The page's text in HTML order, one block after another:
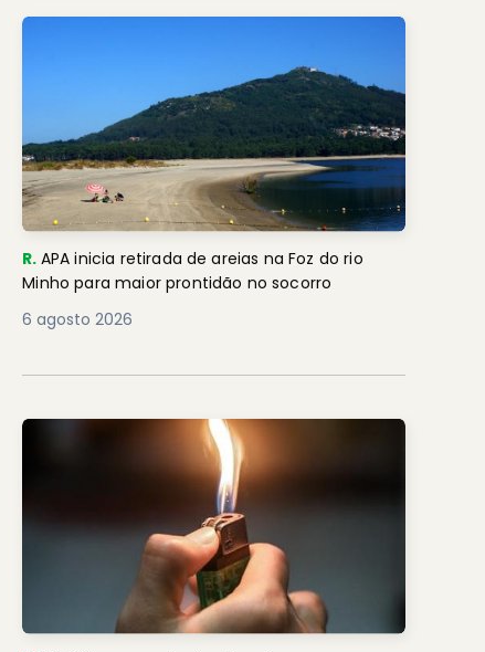
R. APA inicia retirada de areias na Foz do rio
Minho para maior prontidão no socorro
6 agosto 2026